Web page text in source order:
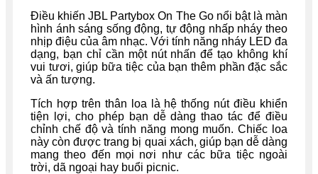
Điều khiến JBL Partybox On The Go nổi bật là màn
hình ánh sáng sống động, tự động nhấp nháy theo
nhịp điệu của âm nhạc. Với tính năng nháy LED đa
dạng, bạn chỉ cần một nút nhấn để tạo không khí
vui tươi, giúp bữa tiệc của bạn thêm phần đặc sắc
và ấn tượng.
Tích hợp trên thân loa là hệ thống nút điều khiển
tiện lợi, cho phép bạn dễ dàng thao tác để điều
chỉnh chế độ và tính năng mong muốn. Chiếc loa
này còn được trang bị quai xách, giúp bạn dễ dàng
mang theo đến mọi nơi như các bữa tiệc ngoài
trời, dã ngoại hay buổi picnic.